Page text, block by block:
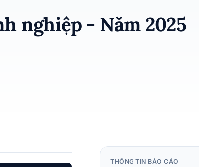
nghiệp - Năm 2025
THÔNG TIN BÁO CÁO